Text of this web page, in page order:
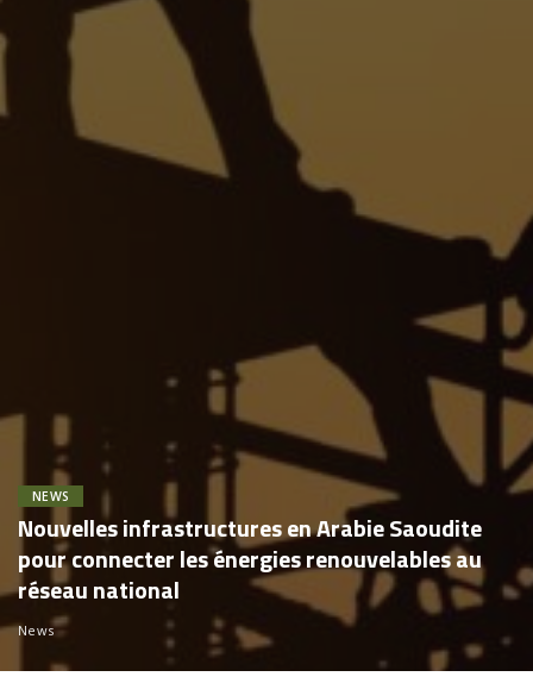
NEWS
Nouvelles infrastructures en Arabie Saoudite
pour connecter les énergies renouvelables au
réseau national
News